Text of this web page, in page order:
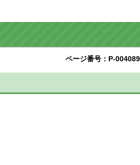
ページ番号：P-004089